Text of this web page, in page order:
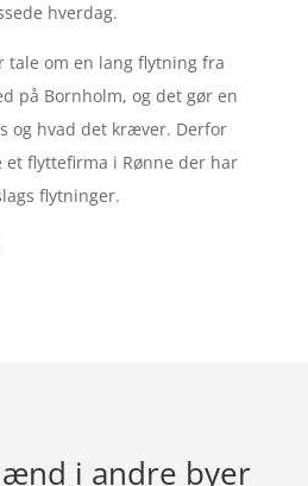
hverdag.
tale om en lang flytning fra
på Bornholm, og det gør en
og hvad det kræver. Derfor
et flyttefirma i Rønne der har
flytninger.
i andre byer